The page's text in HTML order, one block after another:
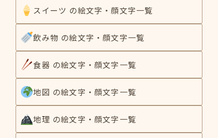
スイーツ の絵文字・顔文字一覧
飲み物 の絵文字・顔文字一覧
食器 の絵文字・顔文字一覧
地図 の絵文字・顔文字一覧
地理 の絵文字・顔文字一覧